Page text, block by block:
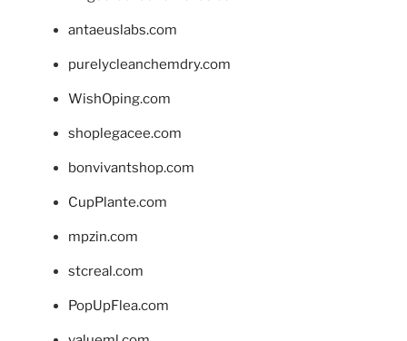
antaeuslabs.com
purelycleanchemdry.com
WishOping.com
shoplegacee.com
bonvivantshop.com
CupPlante.com
mpzin.com
stcreal.com
PopUpFlea.com